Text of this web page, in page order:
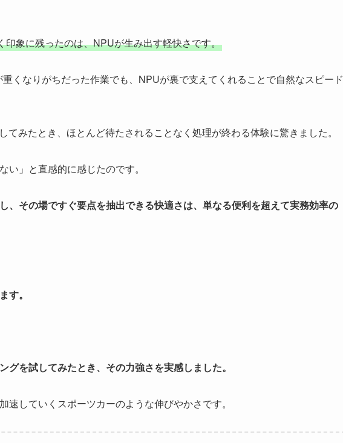
象に残ったのは、NPUが生み出す軽快さです。
くなりがちだった作業でも、NPUが裏で支えてくれることで自然なスピード
みたとき、ほとんど待たされることなく処理が終わる体験に驚きました。
い」と直感的に感じたのです。
、その場ですぐ要点を抽出できる快適さは、単なる便利を超えて実務効率の
す。
を試してみたとき、その力強さを実感しました。
していくスポーツカーのような伸びやかさです。